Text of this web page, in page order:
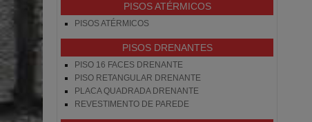
PISOS ATÉRMICOS
PISOS ATÉRMICOS
PISOS DRENANTES
PISO 16 FACES DRENANTE
PISO RETANGULAR DRENANTE
PLACA QUADRADA DRENANTE
REVESTIMENTO DE PAREDE